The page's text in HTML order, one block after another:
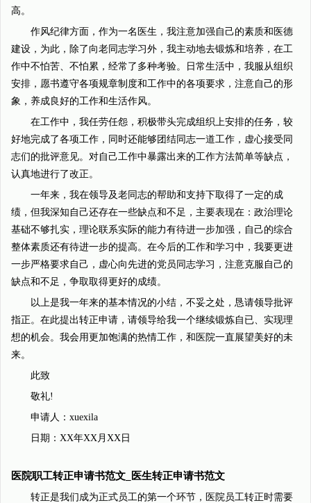
高。
作风纪律方面，作为一名医生，我注意加强自己的素质和医德
建设，为此，除了向老同志学习外，我主动地去锻炼和培养，在工
作中不怕苦、不怕累，经常了多种考验。日常生活中，我服从组织
安排，愿书遵守各项规章制度和工作中的各项要求，注意自己的形
象，养成良好的工作和生活作风。
在工作中，我任劳任怨，积极带头完成组织上安排的任务，较
好地完成了各项工作，同时还能够团结同志一道工作，虚心接受同
志们的批评意见。对自己工作中暴露出来的工作方法简单等缺点，
认真地进行了改正。
一年来，我在领导及老同志的帮助和支持下取得了一定的成
绩，但我深知自己还存在一些缺点和不足，主要表现在：政治理论
基础不够扎实，理论联系实际的能力有待进一步加强，自己的综合
整体素质还有待进一步的提高。在今后的工作和学习中，我要更进
一步严格要求自己，虚心向先进的党员同志学习，注意克服自己的
缺点和不足，争取取得更好的成绩。
以上是我一年来的基本情况的小结，不妥之处，恳请领导批评
指正。在此提出转正申请，请领导给我一个继续锻炼自已、实现理
想的机会。我会用更加饱满的热情工作，和医院一直展望美好的未
来。
此致
敬礼!
申请人：xuexila
日期：XX年XX月XX日
医院职工转正申请书范文_医生转正申请书范文
转正是我们成为正式员工的第一个环节，医院员工转正时需要